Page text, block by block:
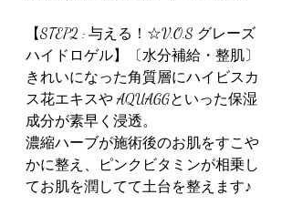
【STEP2 : 与える！☆V.O.S グレーズ
ハイドロゲル】〔水分補給・整肌〕
きれいになった角質層にハイビスカ
ス花エキスや AQUAGGといった保湿
成分が素早く浸透。
濃縮ハーブが施術後のお肌をすこや
かに整え、ピンクビタミンが相乗し
てお肌を潤してて土台を整えます♪